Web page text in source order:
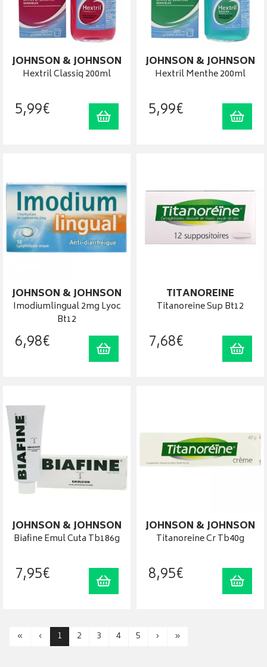
JOHNSON & JOHNSON
Hextril Classiq 200ml
5,99€ Ajouter au panier
JOHNSON & JOHNSON
Hextril Menthe 200ml
5,99€
JOHNSON & JOHNSON
Imodiumlingual 2mg Lyoc
Bt12
6,98€ Ajouter au panier
TITANOREINE
Titanoreine Sup Bt12
7,68€
JOHNSON & JOHNSON
Biafine Emul Cuta Tb186g
7,95€ Ajouter au panier
JOHNSON & JOHNSON
Titanoreine Cr Tb40g
8,95€
« ‹ 1 2 3 4 5 › »